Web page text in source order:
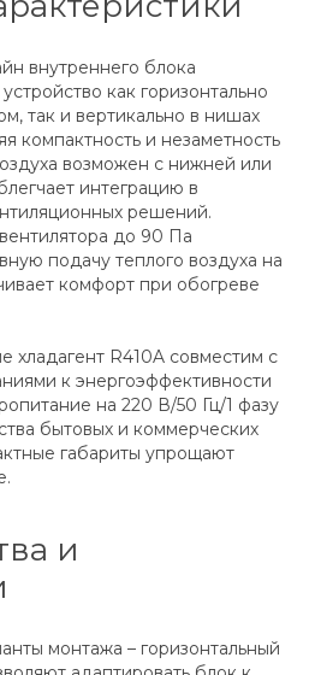
внутреннего блока
как горизонтально
так и вертикально в нишах
компактность и незаметность
возможен с нижней или
интеграцию в
решений.
до 90 Па
подачу теплого воздуха на
комфорт при обогреве
хладагент R410A совместим с
к энергоэффективности
на 220 В/50 Гц/1 фазу
бытовых и коммерческих
габариты упрощают
и
монтажа – горизонтальный